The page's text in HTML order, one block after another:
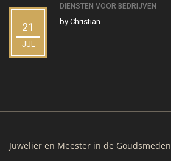
21
JUL
DIENSTEN VOOR BEDRIJVEN
by Christian
Juwelier en Meester in de Goudsmeden